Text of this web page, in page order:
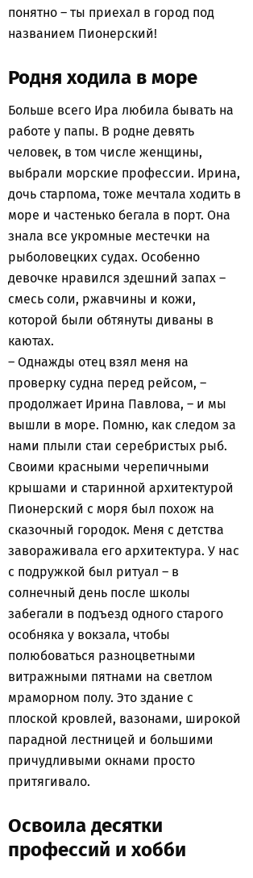
понятно – ты приехал в город под
названием Пионерский!
Родня ходила в море
Больше всего Ира любила бывать на
работе у папы. В родне девять
человек, в том числе женщины,
выбрали морские профессии. Ирина,
дочь старпома, тоже мечтала ходить в
море и частенько бегала в порт. Она
знала все укромные местечки на
рыболовецких судах. Особенно
девочке нравился здешний запах –
смесь соли, ржавчины и кожи,
которой были обтянуты диваны в
каютах.
– Однажды отец взял меня на
проверку судна перед рейсом, –
продолжает Ирина Павлова, – и мы
вышли в море. Помню, как следом за
нами плыли стаи серебристых рыб.
Своими красными черепичными
крышами и старинной архитектурой
Пионерский с моря был похож на
сказочный городок. Меня с детства
завораживала его архитектура. У нас
с подружкой был ритуал – в
солнечный день после школы
забегали в подъезд одного старого
особняка у вокзала, чтобы
полюбоваться разноцветными
витражными пятнами на светлом
мраморном полу. Это здание с
плоской кровлей, вазонами, широкой
парадной лестницей и большими
причудливыми окнами просто
притягивало.
Освоила десятки
профессий и хобби